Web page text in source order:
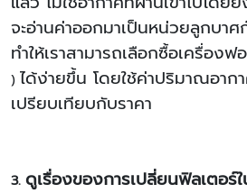
จะอ่านค่าออกมาเป็นหน่วยลูกบา
ทำให้เราสามารถเลือกซื้อเครื่อง
) ได้ง่ายขึ้น โดยใช้ค่าปริมาณอา
เปรียบเทียบกับราคา
3. ดูเรื่องของการเปลี่ยนฟิลเตอร์